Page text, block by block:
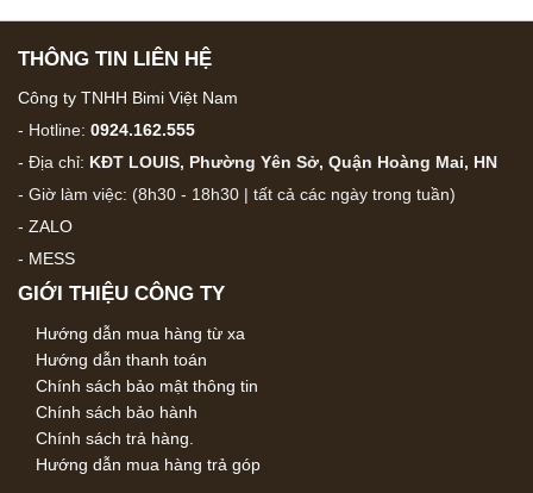
THÔNG TIN LIÊN HỆ
Công ty TNHH Bimi Việt Nam
- Hotline: 0924.162.555
- Địa chỉ: KĐT LOUIS, Phường Yên Sở, Quận Hoàng Mai, HN
- Giờ làm việc: (8h30 - 18h30 | tất cả các ngày trong tuần)
- ZALO
- MESS
GIỚI THIỆU CÔNG TY
Hướng dẫn mua hàng từ xa
Hướng dẫn thanh toán
Chính sách bảo mật thông tin
Chính sách bảo hành
Chính sách trả hàng.
Hướng dẫn mua hàng trả góp